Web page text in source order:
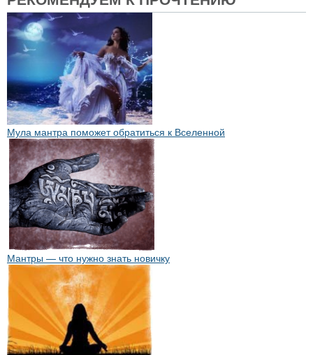
Мула мантра поможет обратиться к Вселенной
Мантры — что нужно знать новичку